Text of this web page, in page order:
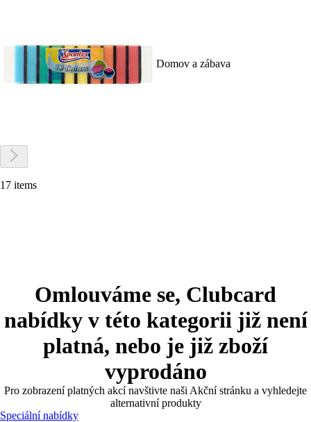
Domov a zábava
17 items
Omlouváme se, Clubcard
nabídky v této kategorii již není
platná, nebo je již zboží
vyprodáno
Pro zobrazení platných akcí navštivte naši Akční stránku a vyhledejte
alternativní produkty
Speciální nabídky